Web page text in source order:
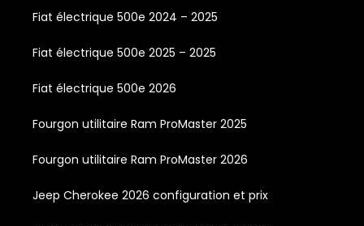
Fiat électrique 500e 2024 – 2025
Fiat électrique 500e 2025 – 2025
Fiat électrique 500e 2026
Fourgon utilitaire Ram ProMaster 2025
Fourgon utilitaire Ram ProMaster 2026
Jeep Cherokee 2026 configuration et prix